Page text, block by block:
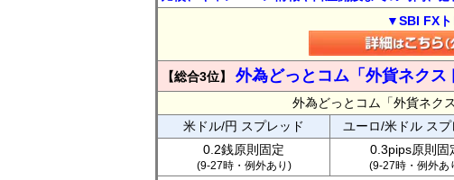
▼SBI FX
【総合3位】 外為どっとコム「外貨ネクス
外為どっとコム「外貨ネク
米ドル/円 スプレッド
ユーロ/米ドル スプ
0.2銭原則固定
(9-27時・例外あり)
0.3pips原則固
(9-27時・例外あ